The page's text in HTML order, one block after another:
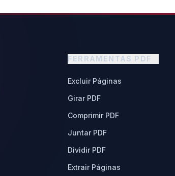
FERRAMENTAS PDF
Excluir Páginas
Girar PDF
Comprimir PDF
Juntar PDF
Dividir PDF
Extrair Páginas